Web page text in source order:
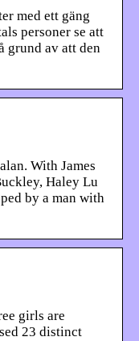
med ett gäng
personer se att
grund av att den
With James
Haley Lu
by a man with
girls are
23 distinct